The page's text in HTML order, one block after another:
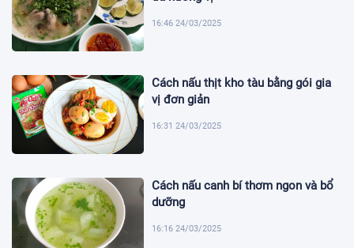
16:46 24/03/2025
Cách nấu thịt kho tàu bằng gói gia
vị đơn giản
16:31 24/03/2025
Cách nấu canh bí thơm ngon và bổ
dưỡng
16:16 24/03/2025